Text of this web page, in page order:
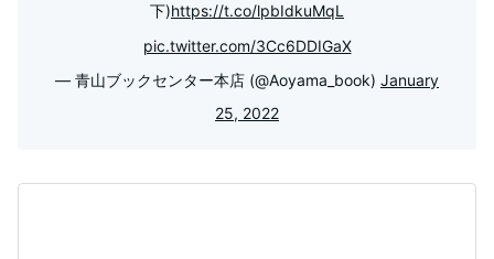
下)https://t.co/lpbIdkuMqL
pic.twitter.com/3Cc6DDIGaX
— 青山ブックセンター本店 (@Aoyama_book) January
25, 2022